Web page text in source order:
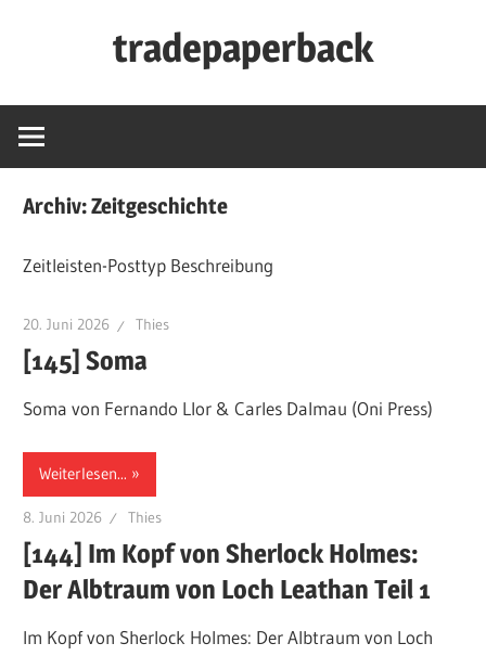
tradepaperback
by
Archiv:Zeitgeschichte
Zeitleisten-Posttyp Beschreibung
20. Juni 2026 Thies
[145] Soma
Soma von Fernando Llor & Carles Dalmau (Oni Press)
Weiterlesen...
8. Juni 2026 Thies
[144] Im Kopf von Sherlock Holmes:
Der Albtraum von Loch Leathan Teil 1
Im Kopf von Sherlock Holmes: Der Albtraum von Loch